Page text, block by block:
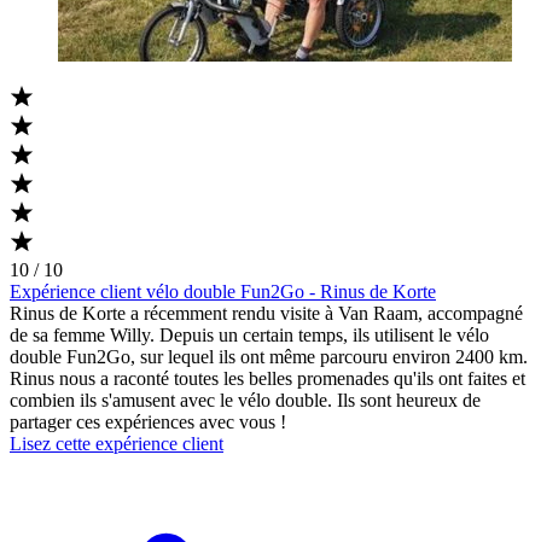
10 / 10
Expérience client vélo double Fun2Go - Rinus de Korte
Rinus de Korte a récemment rendu visite à Van Raam, accompagné
de sa femme Willy. Depuis un certain temps, ils utilisent le vélo
double Fun2Go, sur lequel ils ont même parcouru environ 2400 km.
Rinus nous a raconté toutes les belles promenades qu'ils ont faites et
combien ils s'amusent avec le vélo double. Ils sont heureux de
partager ces expériences avec vous !
Lisez cette expérience client